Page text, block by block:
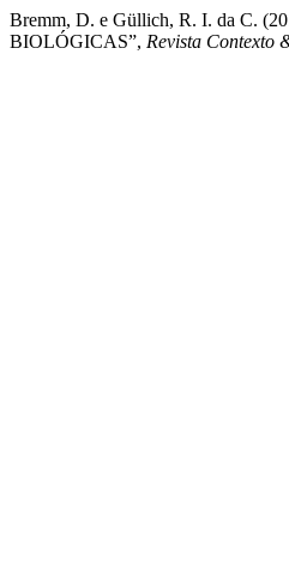
Bremm, D. e Güllich, R. I. da C.
BIOLÓGICAS”, Revista Contexto